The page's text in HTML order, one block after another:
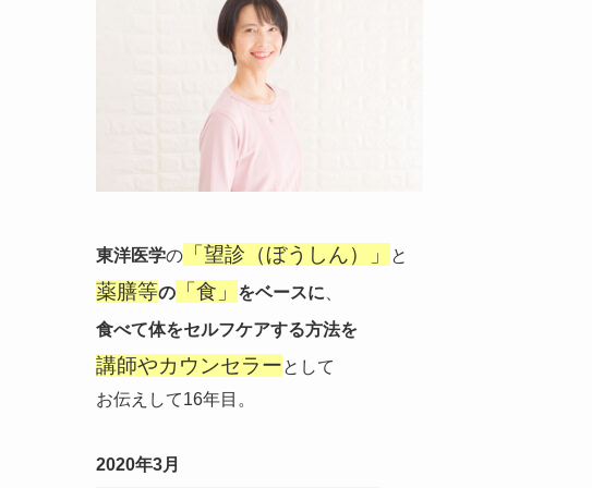
東洋医学の 「望診（ぼうしん）」 と
薬膳等の 「食」 をベースに
食べて体をセルフケアする方法を
講師やカウンセラーとして
お伝えして16年目。
2020年3月